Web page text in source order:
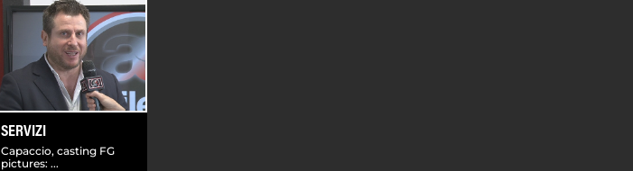
SERVIZI
Capaccio, casting FG
pictures: ...